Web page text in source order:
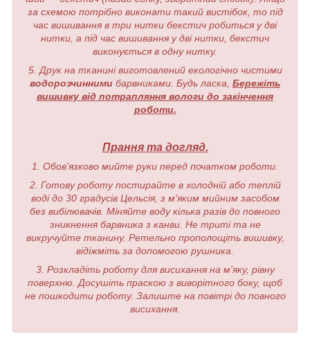
за схемою потрібно виконати такий вистібок, то під
час вишивання в три нитки бекстич робиться у дві
нитки, а під час вишивання у дві нитки, бекстич
виконується в одну нитку.
5. Друк на тканині виготовлений екологічно чистими
водорозчинними барвниками. Будь ласка, Бережіть
вишивку від потрапляння вологи до закінчення
роботи.
Прання та догляд.
1. Обов'язково мийте руки перед початком роботи.
2. Готову роботу постирайте в холодній або теплій
воді до 30 градусів Цельсія, з м'яким мийним засобом
без вибілювачів. Міняйте воду кілька разів до повного
зникнення барвника з канви. Не триті та не
викручуйте тканину. Ретельно прополощіть вишивку,
відіжміть за допомогою рушника.
3. Розкладіть роботу для висихання на м'яку, рівну
поверхню. Досушіть праскою з виворітного боку, щоб
не пошкодити роботу. Залиште на повітрі до повного
висихання.